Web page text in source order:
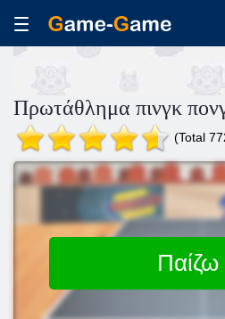
Πρωτάθλημα πινγκ
(Total
Παίζω